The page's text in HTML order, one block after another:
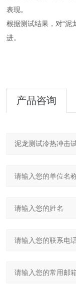
表现。
根据测试结果，对“泥
进。
产品咨询